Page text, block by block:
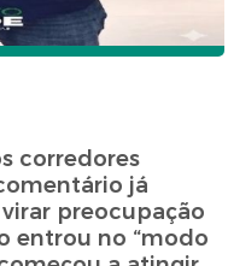
corredores
já
preocupação
entrou no “modo